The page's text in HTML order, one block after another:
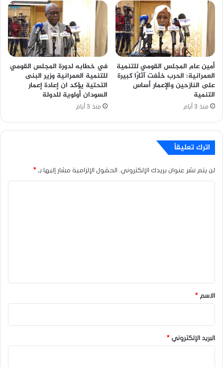
أمين عام المجلس القومي للتنمية
العمرانية: الحرب خلّفت آثارًا كبيرة
على النازحين والإعمار أساس
التنمية
منذ 3 أيام
في خطابه لدورة المجلس القومي
للتنمية العمرانية وزير البنى
التحتية يؤكد ان إعادة إعمار
السودان أولوية للدولة
منذ 3 أيام
اترك تعليقاً
لن يتم نشر عنوان بريدك الإلكتروني. الحقول الإلزامية مشار إليها بـ *
*
الاسم *
البريد الإلكتروني *